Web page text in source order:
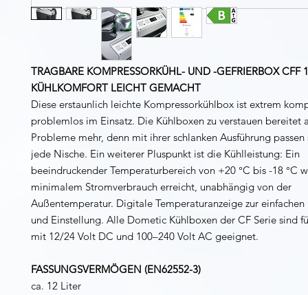
TRAGBARE KOMPRESSORKÜHL- UND -GEFRIERBOX CFF
KÜHLKOMFORT LEICHT GEMACHT
Diese erstaunlich leichte Kompressorkühlbox ist extrem
problemlos im Einsatz. Die Kühlboxen zu verstauen bereitet
Probleme mehr, denn mit ihrer schlanken Ausführung
jede Nische. Ein weiterer Pluspunkt ist die Kühlleistung: Ein
beeindruckender Temperaturbereich von +20 °C bis -18 °C
minimalem Stromverbrauch erreicht, unabhängig von der
Außentemperatur. Digitale Temperaturanzeige zur einfachen
und Einstellung. Alle Dometic Kühlboxen der CF Serie sind
mit 12/24 Volt DC und 100–240 Volt AC geeignet.
FASSUNGSVERMÖGEN (EN62552-3)
ca. 12 Liter